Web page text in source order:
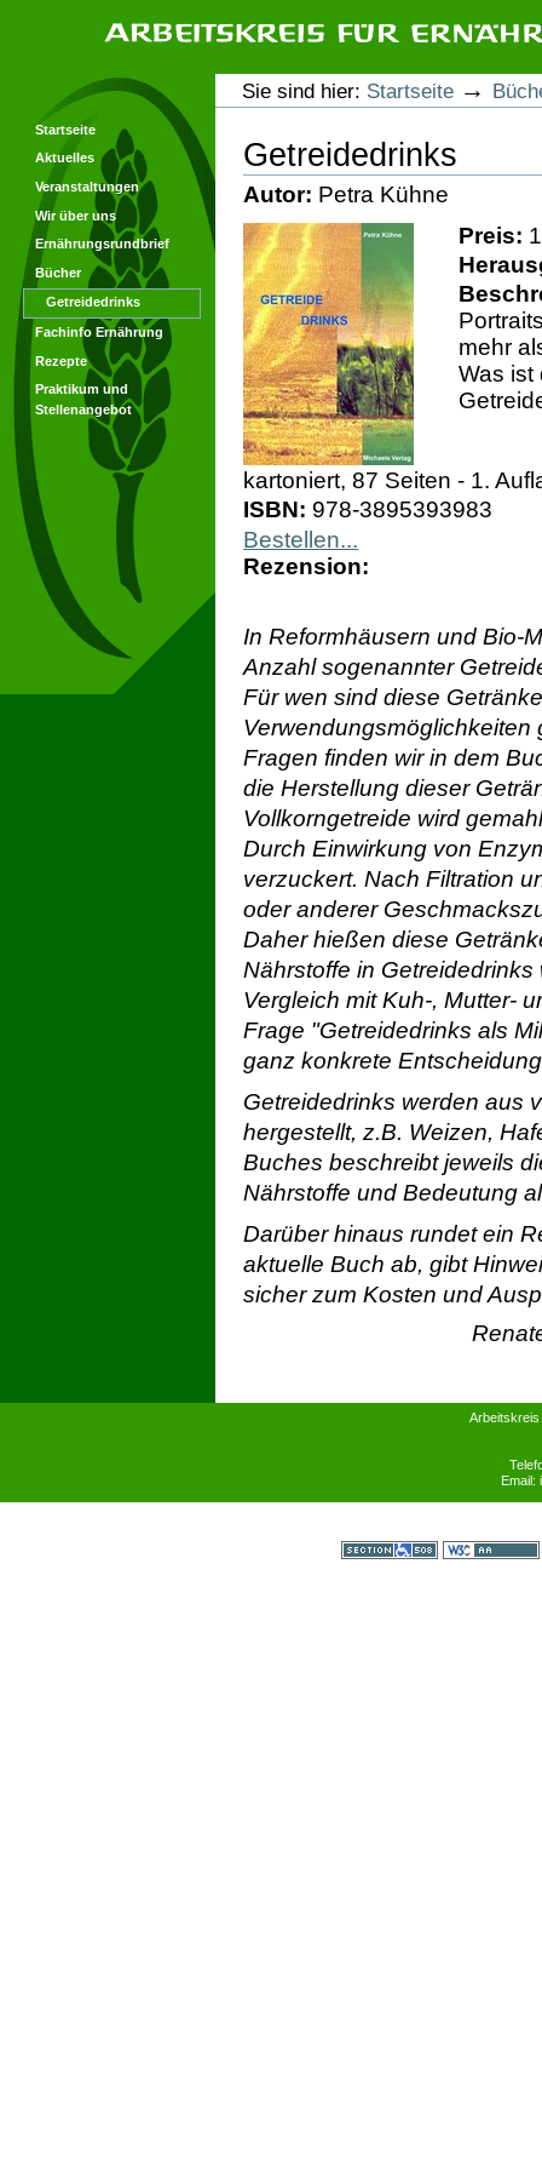
Benutzerspezifische
Werkzeuge
Startseite
Aktuelles
Veranstaltungen
Wir über uns
Ernährungsrundbrief
Bücher
Getreidedrinks
Fachinfo Ernährung
Rezepte
Praktikum und
Stellenangebot
Sie sind hier: Startseite →
Getreidedrinks
Autor: Petra Kühne
Preis:
mehr
Was ist
kartoniert, 87 Seiten - 1.
ISBN: 978-3895393983
Bestellen...
Rezension:
In Reformhäusern und Bio-
Anzahl sogenannter
Für wen sind diese
Verwendungsmöglichkeiten
Fragen finden wir in dem
die Herstellung dieser
Vollkorngetreide wird
Durch Einwirkung von
verzuckert. Nach Filtration
oder anderer
Daher hießen diese
Nährstoffe in
Vergleich mit Kuh-, Mutter-
Frage "Getreidedrinks als
ganz konkrete
Getreidedrinks werden aus
hergestellt, z.B. Weizen,
Buches beschreibt jeweils
Nährstoffe und Bedeutung
Darüber hinaus rundet ein
aktuelle Buch ab, gibt
sicher zum Kosten und
Email: